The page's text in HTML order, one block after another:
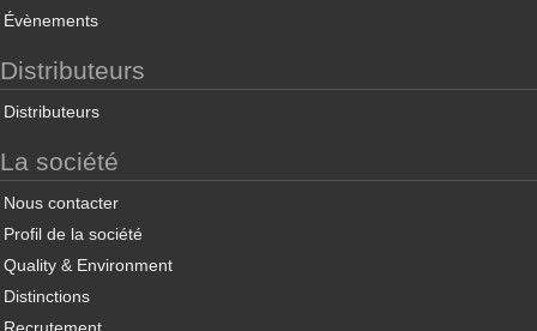
Évènements
Distributeurs
Distributeurs
La société
Nous contacter
Profil de la société
Quality & Environment
Distinctions